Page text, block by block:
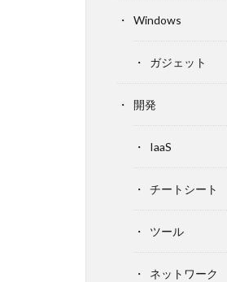
Windows
ガジェット
開発
IaaS
チートシート
ツール
ネットワーク